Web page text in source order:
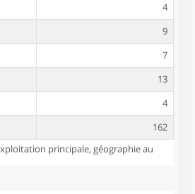
4
9
7
13
4
162
principale, géographie au